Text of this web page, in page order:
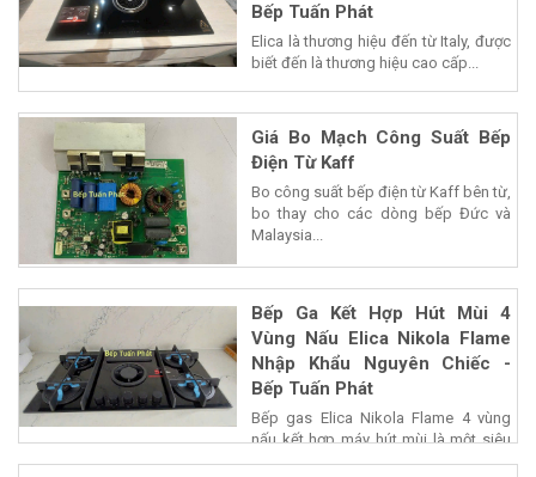
Bếp Tuấn Phát
Elica là thương hiệu đến từ Italy, được
biết đến là thương hiệu cao cấp...
Giá Bo Mạch Công Suất Bếp
Điện Từ Kaff
Bo công suất bếp điện từ Kaff bên từ,
bo thay cho các dòng bếp Đức và
Malaysia...
Bếp Ga Kết Hợp Hút Mùi 4
Vùng Nấu Elica Nikola Flame
Nhập Khẩu Nguyên Chiếc -
Bếp Tuấn Phát
Bếp gas Elica Nikola Flame 4 vùng
nấu kết hợp máy hút mùi là một siêu
phẩm của...